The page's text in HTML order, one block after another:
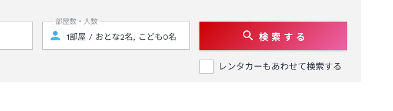
部屋数・人数
検 索 す る
レンタカーもあわせて検索する